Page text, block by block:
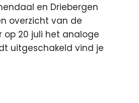
en Driebergen
overzicht van de
20 juli het analoge
uitgeschakeld vind je